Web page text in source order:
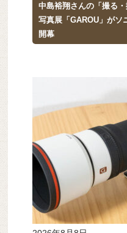
中島裕翔さんの「撮る
写真展「GAROU」がソ
開幕